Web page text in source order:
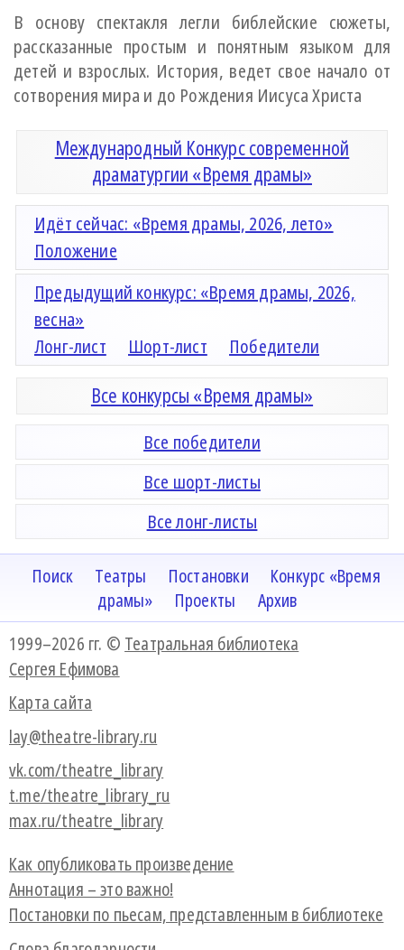
В основу спектакля легли библейские сюжеты,
рассказанные простым и понятным языком для
детей и взрослых. История, ведет свое начало от
сотворения мира и до Рождения Иисуса Христа
Международный Конкурс современной
драматургии «Время драмы»
Идёт сейчас: «Время драмы, 2026, лето»
Положение
Предыдущий конкурс: «Время драмы, 2026,
весна»
Лонг-лист
Шорт-лист Победители
Все конкурсы «Время драмы»
Все победители
Все шорт-листы
Все лонг-листы
Поиск Театры Постановки
Конкурс «Время
драмы»
Проекты
Архив
1999–2026 гг. © Театральная библиотека
Сергея Ефимова
Карта сайта
lay@theatre-library.ru
vk.com/theatre_library
t.me/theatre_library_ru
max.ru/theatre_library
Как опубликовать произведение
Аннотация – это важно!
Постановки по пьесам, представленным в библиотеке